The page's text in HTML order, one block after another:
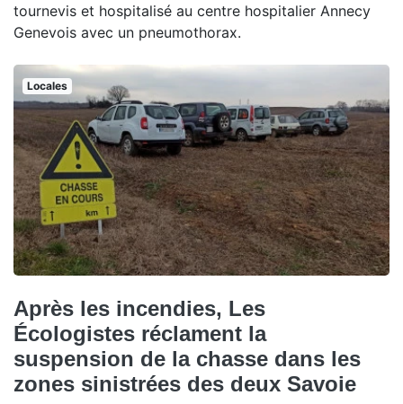
tournevis et hospitalisé au centre hospitalier Annecy
Genevois avec un pneumothorax.
Locales
Après les incendies, Les
Écologistes réclament la
suspension de la chasse dans les
zones sinistrées des deux Savoie